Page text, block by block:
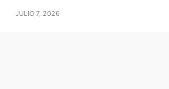
JULIO 7, 2026